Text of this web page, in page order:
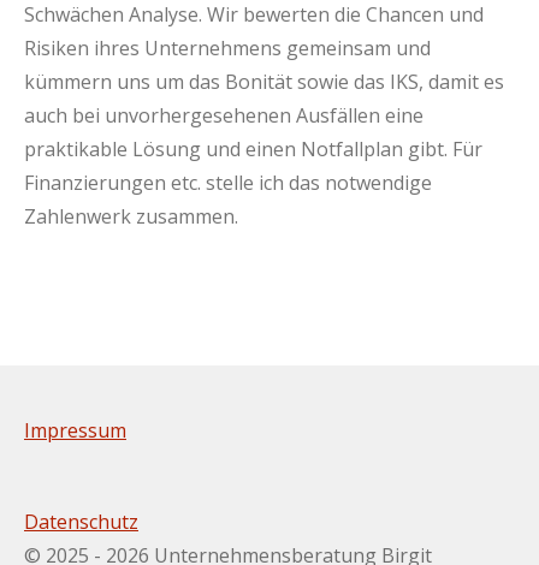
Schwächen Analyse. Wir bewerten die Chancen und
Risiken ihres Unternehmens gemeinsam und
kümmern uns um das Bonität sowie das IKS, damit es
auch bei unvorhergesehenen Ausfällen eine
praktikable Lösung und einen Notfallplan gibt. Für
Finanzierungen etc. stelle ich das notwendige
Zahlenwerk zusammen.
Impressum
Datenschutz
© 2025 - 2026 Unternehmensberatung Birgit